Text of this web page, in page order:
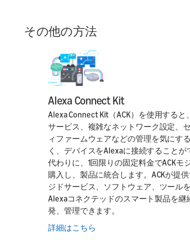
その他の方法
Alexa Connect Kit
Alexa Connect Kit（ACK）を使用すると
サービス、複雑なネットワーク設定、
ィファームウェアなどの管理を気にす
く、デバイスをAlexaに接続することが
代わりに、1回限りの固定料金でACKモ
購入し、製品に統合します。ACKが提
ジドサービス、ソフトウェア、ツールを
Alexaコネクテッドのスマート製品を継
発、管理できます。
詳細はこちら